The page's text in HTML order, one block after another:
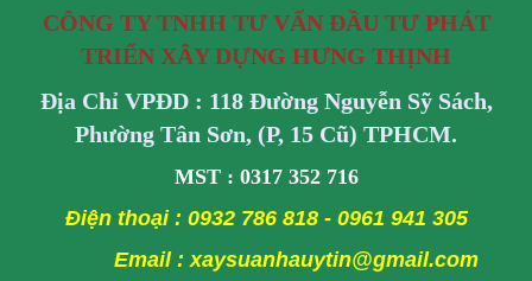
CÔNG TY TNHH TƯ VẤN ĐẦU TƯ PHÁT
TRIỂN XÂY DỰNG HƯNG THỊNH
Địa Chỉ VPĐD : 118 Đường Nguyễn Sỹ Sách,
Phường Tân Sơn, (P, 15 Cũ) TPHCM.
MST : 0317 352 716
Điện thoại : 0932 786 818 - 0961 941 305
Email : xaysuanhauytin@gmail.com